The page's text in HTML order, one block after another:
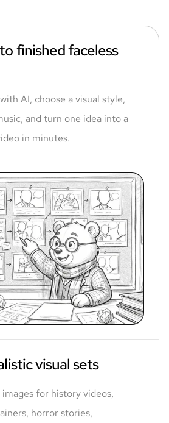
finished faceless
AI, choose a visual style,
and turn one idea into a
in minutes.
visual sets
for history videos,
horror stories,